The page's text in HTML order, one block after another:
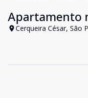
Apartamento
Cerqueira César, São